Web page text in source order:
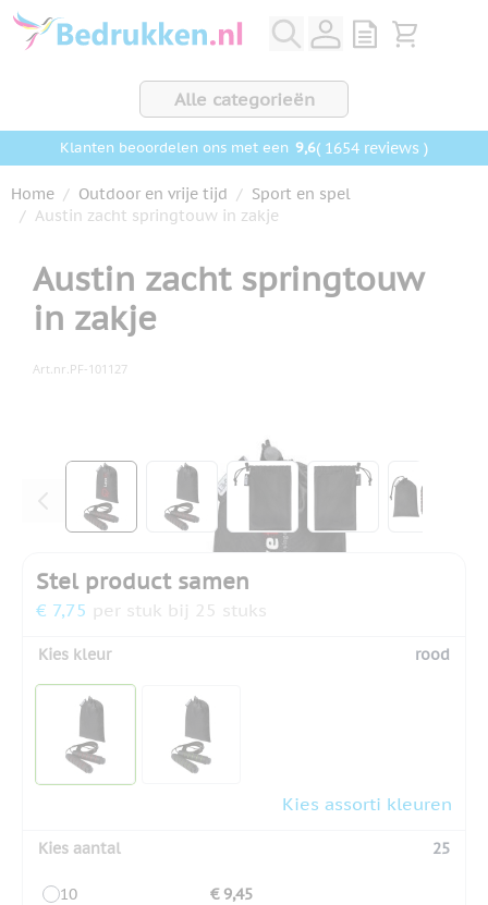
Ga naar de inhoud
View quote,
Bekijk
Alle categorieën
Klanten beoordelen ons met een 9,6( 1654 reviews )
Home / Outdoor en vrije tijd / Sport en spel
/ Austin zacht springtouw in zakje
Austin zacht springtouw
in zakje
Art.nr. PF-101127
Klik om afbeelding op volledig scherm te bekijken
View larger imageView larger imageView larger image
View larger
Stel product samen
€ 7,75 per stuk bij 25 stuks
Kies kleur rood
Kies assorti kleuren
Kies aantal 25
10
€ 9,45